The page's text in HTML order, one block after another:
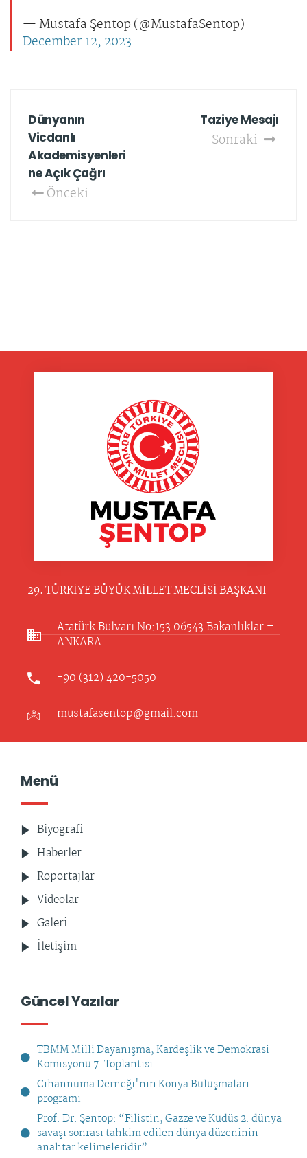
— Mustafa Şentop (@MustafaSentop)
December 12, 2023
Dünyanın
Vicdanlı
Akademisyenleri
ne Açık Çağrı
Önceki
Taziye Mesajı
Sonraki
29. TÜRKİYE BÜYÜK MİLLET MECLİSİ BAŞKANI
Atatürk Bulvarı No:153 06543 Bakanlıklar –
ANKARA​
+90 (312) 420-5050
mustafasentop@gmail.com
Menü
Biyografi
Haberler
Röportajlar
Videolar
Galeri
İletişim
Güncel Yazılar
TBMM Milli Dayanışma, Kardeşlik ve Demokrasi
Komisyonu 7. Toplantısı
Cihannüma Derneği'nin Konya Buluşmaları
programı
Prof. Dr. Şentop: “Filistin, Gazze ve Kudüs 2. dünya
savaşı sonrası tahkim edilen dünya düzeninin
anahtar kelimeleridir”